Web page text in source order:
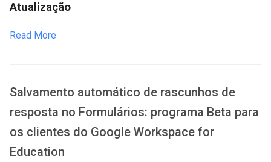
Atualização
Read More
Salvamento automático de rascunhos de
resposta no Formulários: programa Beta para
os clientes do Google Workspace for
Education